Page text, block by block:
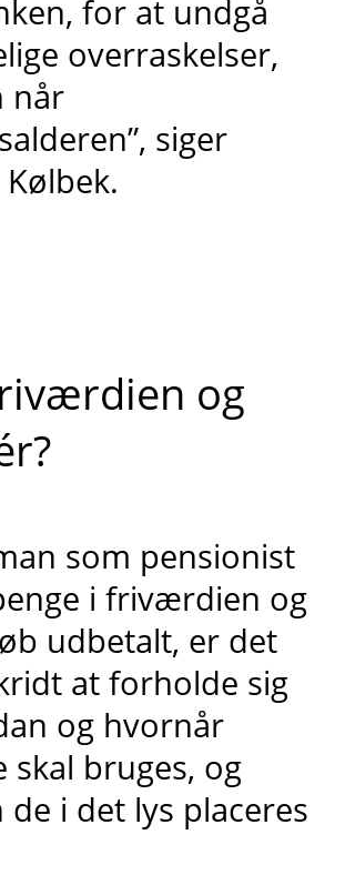
for at undgå
overraskelser,
når
siger
og
som pensionist
i friværdien og
udbetalt, er det
at forholde sig
og hvornår
skal bruges, og
i det lys placeres